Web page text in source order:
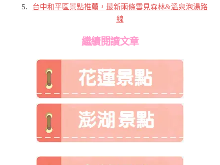
台中和平區景點推薦，最新兩條雪見森林&溫泉泡湯路
線
繼續閱讀文章